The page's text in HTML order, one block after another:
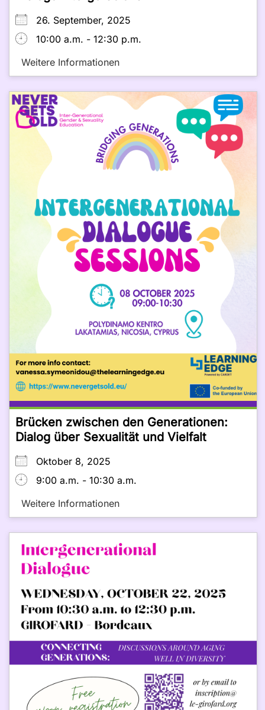
26. September, 2025
10:00 a.m. - 12:30 p.m.
Weitere Informationen
Brücken zwischen den Generationen:
Dialog über Sexualität und Vielfalt
Oktober 8, 2025
9:00 a.m. - 10:30 a.m.
Weitere Informationen